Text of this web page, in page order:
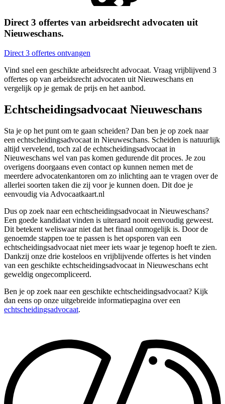
Direct 3 offertes van arbeidsrecht advocaten uit
Nieuweschans.
Direct 3 offertes ontvangen
Vind snel een geschikte arbeidsrecht advocaat. Vraag vrijblijvend 3
offertes op van arbeidsrecht advocaten uit Nieuweschans en
vergelijk op je gemak de prijs en het aanbod.
Echtscheidingsadvocaat Nieuweschans
Sta je op het punt om te gaan scheiden? Dan ben je op zoek naar
een echtscheidingsadvocaat in Nieuweschans. Scheiden is natuurlijk
altijd vervelend, toch zal de echtscheidingsadvocaat in
Nieuweschans wel van pas komen gedurende dit proces. Je zou
overigens doorgaans even contact op kunnen nemen met de
meerdere advocatenkantoren om zo inlichting aan te vragen over de
allerlei soorten taken die zij voor je kunnen doen. Dit doe je
eenvoudig via Advocaatkaart.nl
Dus op zoek naar een echtscheidingsadvocaat in Nieuweschans?
Een goede kandidaat vinden is uiteraard nooit eenvoudig geweest.
Dit betekent weliswaar niet dat het finaal onmogelijk is. Door de
genoemde stappen toe te passen is het opsporen van een
echtscheidingsadvocaat niet meer iets waar je tegenop hoeft te zien.
Dankzij onze drie kosteloos en vrijblijvende offertes is het vinden
van een geschikte echtscheidingsadvocaat in Nieuweschans echt
geweldig ongecompliceerd.
Ben je op zoek naar een geschikte echtscheidingsadvocaat? Kijk
dan eens op onze uitgebreide informatiepagina over een
echtscheidingsadvocaat.